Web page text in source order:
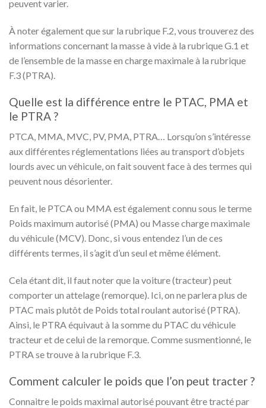
peuvent varier.
À noter également que sur la rubrique F.2, vous trouverez des
informations concernant la masse à vide à la rubrique G.1 et
de l’ensemble de la masse en charge maximale à la rubrique
F.3 (PTRA).
Quelle est la différence entre le PTAC, PMA et
le PTRA ?
PTCA, MMA, MVC, PV, PMA, PTRA… Lorsqu’on s’intéresse
aux différentes réglementations liées au transport d’objets
lourds avec un véhicule, on fait souvent face à des termes qui
peuvent nous désorienter.
En fait, le PTCA ou MMA est également connu sous le terme
Poids maximum autorisé (PMA) ou Masse charge maximale
du véhicule (MCV). Donc, si vous entendez l’un de ces
différents termes, il s’agit d’un seul et même élément.
Cela étant dit, il faut noter que la voiture (tracteur) peut
comporter un attelage (remorque). Ici, on ne parlera plus de
PTAC mais plutôt de Poids total roulant autorisé (PTRA).
Ainsi, le PTRA équivaut à la somme du PTAC du véhicule
tracteur et de celui de la remorque. Comme susmentionné, le
PTRA se trouve à la rubrique F.3.
Comment calculer le poids que l’on peut tracter ?
Connaitre le poids maximal autorisé pouvant être tracté par